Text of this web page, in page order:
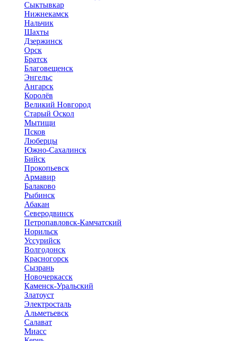
Сыктывкар
Нижнекамск
Нальчик
Шахты
Дзержинск
Орск
Братск
Благовещенск
Энгельс
Ангарск
Королёв
Великий Новгород
Старый Оскол
Мытищи
Псков
Люберцы
Южно-Сахалинск
Бийск
Прокопьевск
Армавир
Балаково
Рыбинск
Абакан
Северодвинск
Петропавловск-Камчатский
Норильск
Уссурийск
Волгодонск
Красногорск
Сызрань
Новочеркасск
Каменск-Уральский
Златоуст
Электросталь
Альметьевск
Салават
Миасс